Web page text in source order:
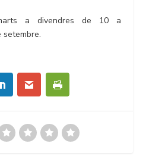
a divendres de 10 a
setembre.